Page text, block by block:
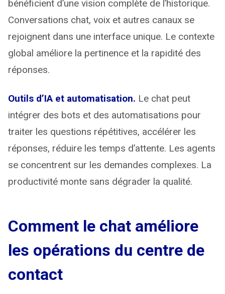
bénéficient d’une vision complète de l’historique.
Conversations chat, voix et autres canaux se
rejoignent dans une interface unique. Le contexte
global améliore la pertinence et la rapidité des
réponses.
Outils d’IA et automatisation. Le chat peut
intégrer des bots et des automatisations pour
traiter les questions répétitives, accélérer les
réponses, réduire les temps d’attente. Les agents
se concentrent sur les demandes complexes. La
productivité monte sans dégrader la qualité.
Comment le chat améliore
les opérations du centre de
contact